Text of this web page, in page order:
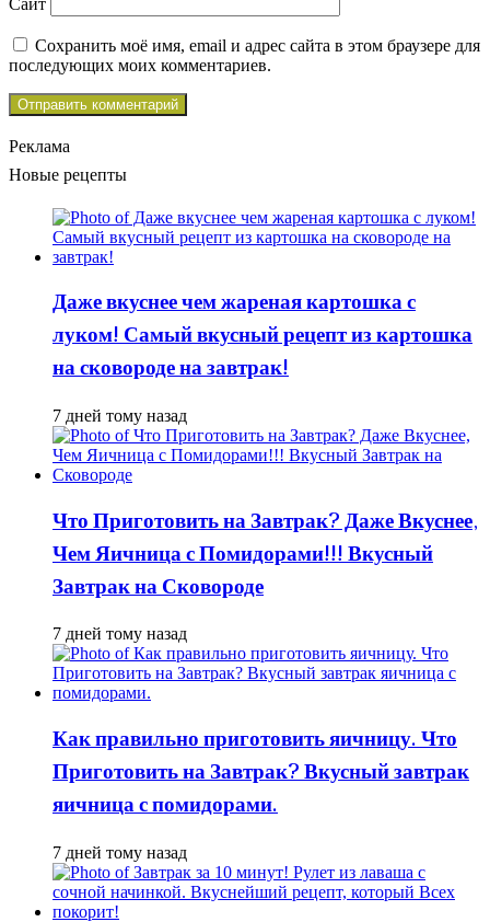
Сохранить моё имя, email и адрес сайта в этом браузере для
последующих моих комментариев.
Реклама
Новые рецепты
Даже вкуснее чем жареная картошка с
луком! Самый вкусный рецепт из картошка
на сковороде на завтрак!
7 дней тому назад
Что Приготовить на Завтрак? Даже Вкуснее,
Чем Яичница с Помидорами!!! Вкусный
Завтрак на Сковороде
7 дней тому назад
Как правильно приготовить яичницу. Что
Приготовить на Завтрак? Вкусный завтрак
яичница с помидорами.
7 дней тому назад